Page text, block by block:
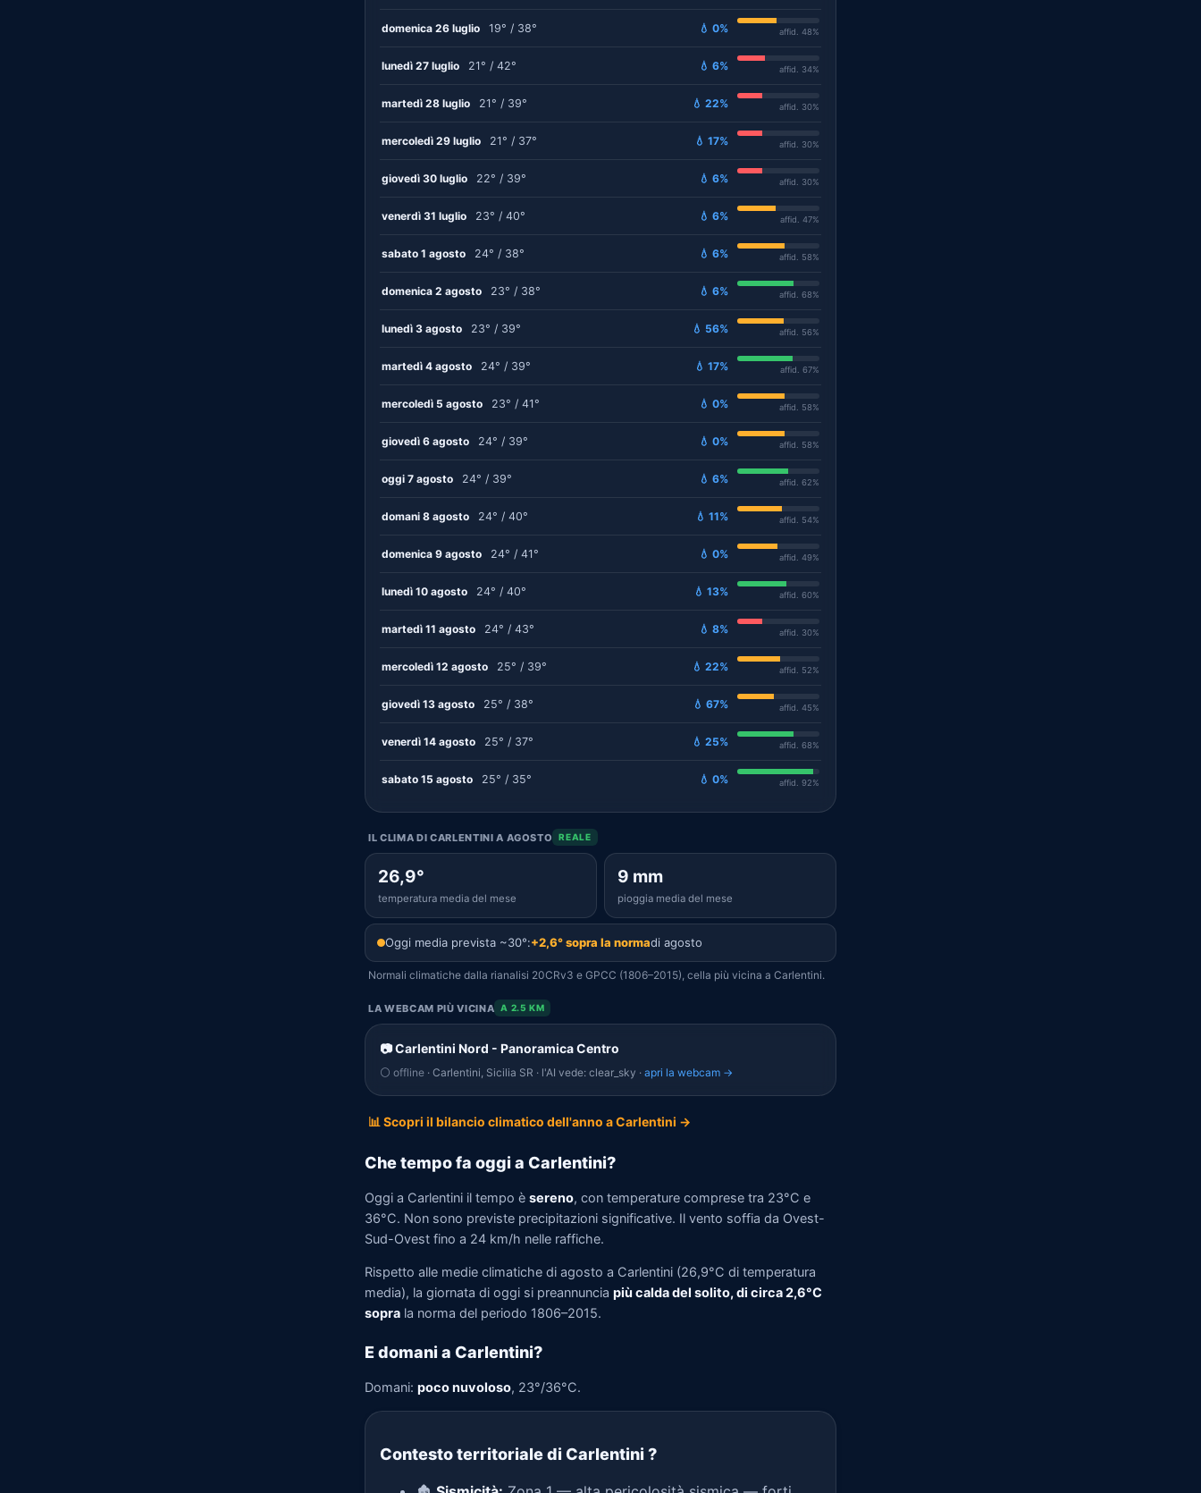
domenica 26 luglio 19° / 38° 💧 0% affid. 48%
lunedì 27 luglio 21° / 42° 💧 6% affid. 34%
martedì 28 luglio 21° / 39° 💧 22% affid. 30%
mercoledì 29 luglio 21° / 37° 💧 17% affid. 30%
giovedì 30 luglio 22° / 39° 💧 6% affid. 30%
venerdì 31 luglio 23° / 40° 💧 6% affid. 47%
sabato 1 agosto 24° / 38° 💧 6% affid. 58%
domenica 2 agosto 23° / 38° 💧 6% affid. 68%
lunedì 3 agosto 23° / 39° 💧 56% affid. 56%
martedì 4 agosto 24° / 39° 💧 17% affid. 67%
mercoledì 5 agosto 23° / 41° 💧 0% affid. 58%
giovedì 6 agosto 24° / 39° 💧 0% affid. 58%
oggi 7 agosto 24° / 39° 💧 6% affid. 62%
domani 8 agosto 24° / 40° 💧 11% affid. 54%
domenica 9 agosto 24° / 41° 💧 0% affid. 49%
lunedì 10 agosto 24° / 40° 💧 13% affid. 60%
martedì 11 agosto 24° / 43° 💧 8% affid. 30%
mercoledì 12 agosto 25° / 39° 💧 22% affid. 52%
giovedì 13 agosto 25° / 38° 💧 67% affid. 45%
venerdì 14 agosto 25° / 37° 💧 25% affid. 68%
sabato 15 agosto 25° / 35° 💧 0% affid. 92%
IL CLIMA DI CARLENTINI A AGOSTO REALE
26,9°
temperatura media del mese
9 mm
pioggia media del mese
Oggi media prevista ~30°:+2,6° sopra la normadi agosto
Normali climatiche dalla rianalisi 20CRv3 e GPCC (1806–2015), cella più vicina a Carlentini.
LA WEBCAM PIÙ VICINA A 2.5 KM
📷 Carlentini Nord - Panoramica Centro
⚪ offline · Carlentini, Sicilia SR · l'AI vede: clear_sky · apri la webcam →
📊 Scopri il bilancio climatico dell'anno a Carlentini →
Che tempo fa oggi a Carlentini?
Oggi a Carlentini il tempo è sereno, con temperature comprese tra 23°C e
36°C. Non sono previste precipitazioni significative. Il vento soffia da Ovest-
Sud-Ovest fino a 24 km/h nelle raffiche.
Rispetto alle medie climatiche di agosto a Carlentini (26,9°C di temperatura
media), la giornata di oggi si preannuncia più calda del solito, di circa 2,6°C
sopra la norma del periodo 1806–2015.
E domani a Carlentini?
Domani: poco nuvoloso, 23°/36°C.
Contesto territoriale di Carlentini ?